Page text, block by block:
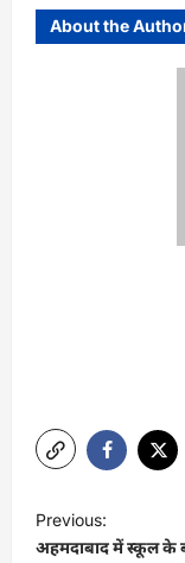
About the
P
o
Previous:
अहमदाबाद में स्कूल के